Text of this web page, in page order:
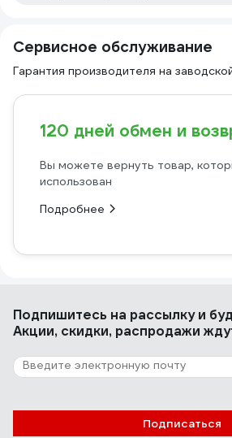
Сервисное обслуживание
Гарантия производителя на
120 дней обмен и
Вы можете вернуть товар,
использован
Подробнее
Подпишитесь на рассылкуи
Акции, скидки, распродажи
Подписаться